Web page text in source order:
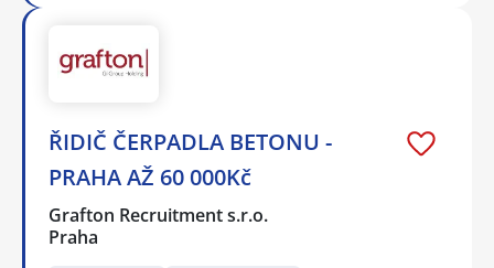
ŘIDIČ ČERPADLA BETONU -
PRAHA AŽ 60 000Kč
Grafton Recruitment s.r.o.
Praha